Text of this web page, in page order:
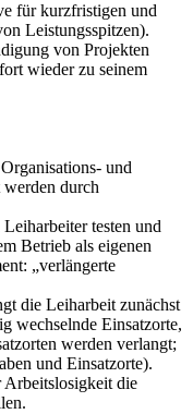
für kurzfristigen und
Leistungsspitzen).
von Projekten
wieder zu seinem
und
werden durch
testen und
Betrieb als eigenen
„verlängerte
die Leiharbeit zunächst
wechselnde Einsatzorte,
werden verlangt;
und Einsatzorte).
Arbeitslosigkeit die